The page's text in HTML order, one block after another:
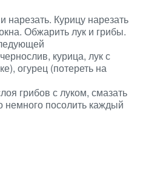
нарезать. Курицу нарезать
Обжарить лук и грибы.
курица, лук с
огурец (потереть на
грибов с луком, смазать
немного посолить каждый